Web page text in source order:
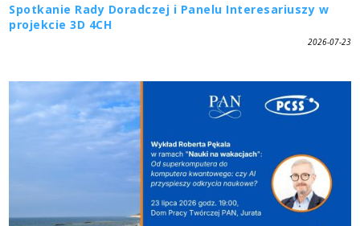
Spotkanie Rady Doradczej i Panelu Interesariuszy w
projekcie 3D 4CH
2026-07-23